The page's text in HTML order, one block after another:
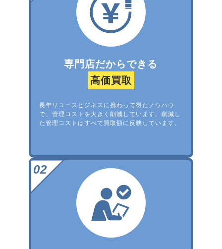
専門店だからできる
高価買取
長年リユースビジネスに携わって得たノウハウ
で、管理コストを大きく削減しています。削減し
た管理コストはすべて買取額に反映しています。